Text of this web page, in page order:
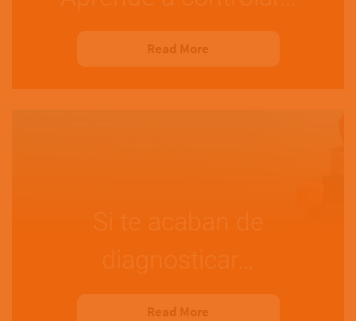
Read More
Si te acaban de
diagnosticar…
Read More